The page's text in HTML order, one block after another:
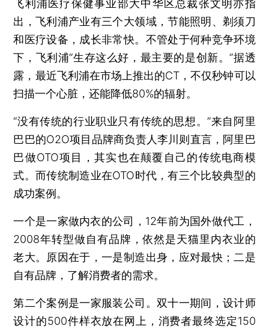
飞利浦医疗保健事业部大中华区总裁张文明亦指
出，飞利浦产业有三个大领域，节能照明、剃须刀
和医疗设备，成长非常快。不管处于何种竞争环境
下，飞利浦“生存这么好，最主要的是创新。”据透
露，最近飞利浦在市场上推出的CT，不仅秒钟可以
扫描一个心脏，还能降低80%的辐射。
“没有传统的行业职业只有传统的思想。”来自阿里
巴巴的O2O项目品牌商负责人李川则直言，阿里巴
巴做OTO项目，其实也在颠覆自己的传统电商模
式。而传统制造业在OTO时代，有三个比较典型的
成功案例。
一个是一家做内衣的公司，12年前为国外做代工，
2008年转型做自有品牌，依然是天猫里内衣业的
老大。原因在于，一是制造出身，应对最快；二是
自有品牌，了解消费者的需求。
第二个案例是一家服装公司。双十一期间，设计师
设计的500件样衣放在网上，消费者最终选定150